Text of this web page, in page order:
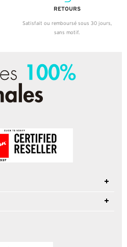
RETOURS
Satisfait ou remboursé sous 30 jours,
sans motif.